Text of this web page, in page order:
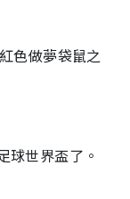
色做夢袋鼠之
世界盃了。